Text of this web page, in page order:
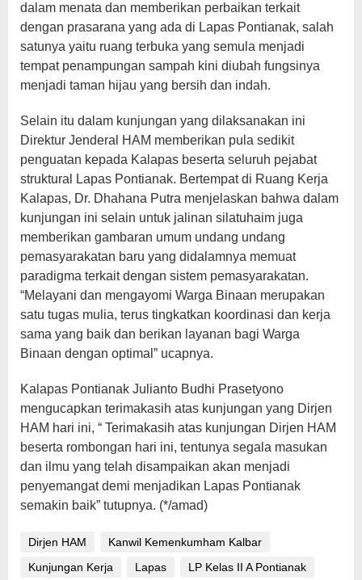
dalam menata dan memberikan perbaikan terkait
dengan prasarana yang ada di Lapas Pontianak, salah
satunya yaitu ruang terbuka yang semula menjadi
tempat penampungan sampah kini diubah fungsinya
menjadi taman hijau yang bersih dan indah.
Selain itu dalam kunjungan yang dilaksanakan ini
Direktur Jenderal HAM memberikan pula sedikit
penguatan kepada Kalapas beserta seluruh pejabat
struktural Lapas Pontianak. Bertempat di Ruang Kerja
Kalapas, Dr. Dhahana Putra menjelaskan bahwa dalam
kunjungan ini selain untuk jalinan silatuhaim juga
memberikan gambaran umum undang undang
pemasyarakatan baru yang didalamnya memuat
paradigma terkait dengan sistem pemasyarakatan.
“Melayani dan mengayomi Warga Binaan merupakan
satu tugas mulia, terus tingkatkan koordinasi dan kerja
sama yang baik dan berikan layanan bagi Warga
Binaan dengan optimal” ucapnya.
Kalapas Pontianak Julianto Budhi Prasetyono
mengucapkan terimakasih atas kunjungan yang Dirjen
HAM hari ini, “ Terimakasih atas kunjungan Dirjen HAM
beserta rombongan hari ini, tentunya segala masukan
dan ilmu yang telah disampaikan akan menjadi
penyemangat demi menjadikan Lapas Pontianak
semakin baik” tutupnya. (*/amad)
Dirjen HAM
Kanwil Kemenkumham Kalbar
Kunjungan Kerja
Lapas
LP Kelas II A Pontianak